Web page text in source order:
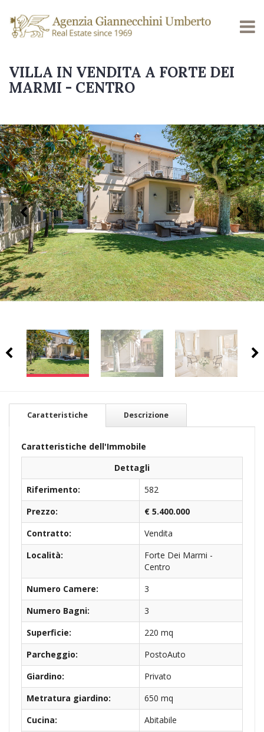
VILLA IN VENDITA A FORTE DEI
MARMI - CENTRO
Caratteristiche Descrizione
Caratteristiche dell'Immobile
Dettagli
Riferimento:
582
Prezzo:
€ 5.400.000
Contratto:
Vendita
Località:
Forte Dei Marmi -
Centro
Numero Camere:
3
Numero Bagni:
3
Superficie:
220 mq
Parcheggio:
PostoAuto
Giardino:
Privato
Metratura giardino:
650 mq
Cucina:
Abitabile